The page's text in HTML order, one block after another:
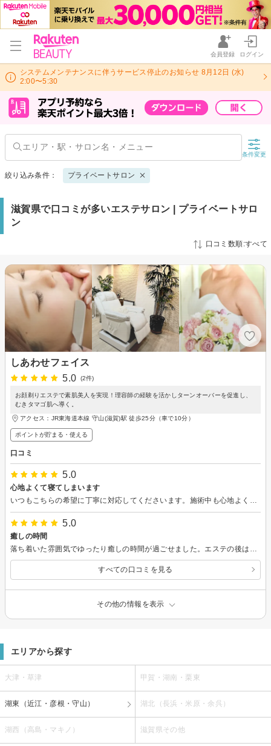
会員登録 ログイン
システムメンテナンスに伴うサービス停止のお知らせ 8月12日 (水)
2:00〜5:30
条件変更
絞り込み条件： プライベートサロン
滋賀県で口コミが多いエステサロン | プライベートサロ
ン
口コミ数順:すべて
しあわせフェイス
5.0
(2件)
お顔剃りエステで素肌美人を実現！理容師の経験を活かしターンオーバーを促進し、
むきタマゴ肌へ導く。
アクセス：JR東海道本線 守山(滋賀)駅 徒歩25分（車で10分）
ポイントが貯まる・使える
口コミ
5.0
心地よくて寝てしまいます
5.0
癒しの時間
すべての口コミを見る
その他の情報を表示
エリアから探す
大津・草津 甲賀・湖南・栗東
湖東（近江・彦根・守山） 湖北（長浜・米原・余呉）
湖西（高島・マキノ） 滋賀県その他